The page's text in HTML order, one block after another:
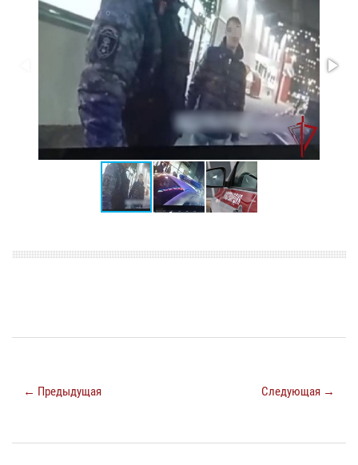
← Предыдущая Следующая →